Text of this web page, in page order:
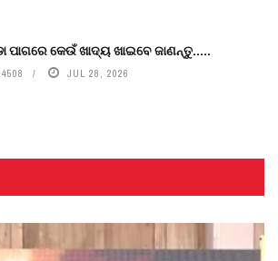
ପାଗରେ କେଉଁ ଖାଦ୍ୟ ଖାଇବେ ଜାଣନ୍ତୁ.....
JUL 28, 2026